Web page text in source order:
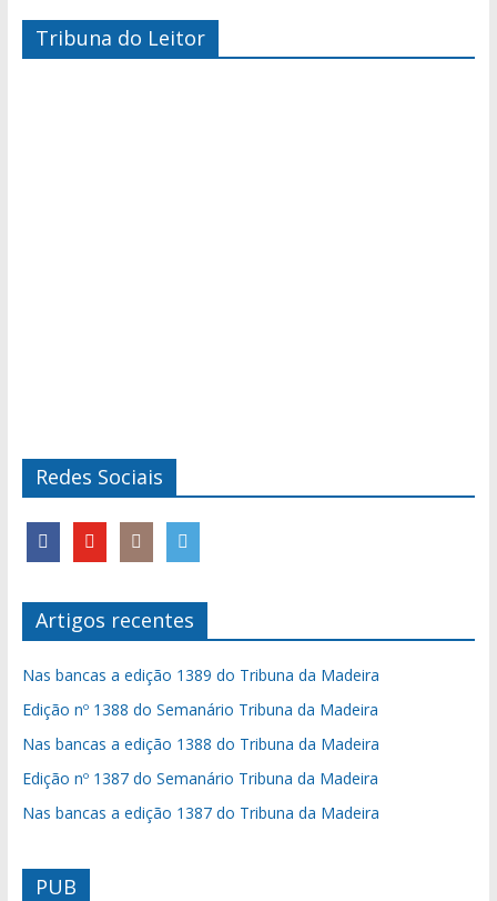
Tribuna do Leitor
Redes Sociais
Artigos recentes
Nas bancas a edição 1389 do Tribuna da Madeira
Edição nº 1388 do Semanário Tribuna da Madeira
Nas bancas a edição 1388 do Tribuna da Madeira
Edição nº 1387 do Semanário Tribuna da Madeira
Nas bancas a edição 1387 do Tribuna da Madeira
PUB